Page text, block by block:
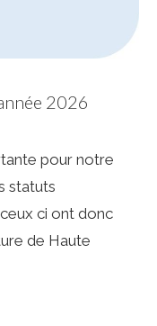
2026
pour notre
statuts
ci ont donc
de Haute